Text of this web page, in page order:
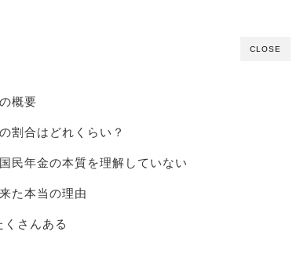
CLOSE
概要
割合はどれくらい？
民年金の本質を理解していない
た本当の理由
さんある